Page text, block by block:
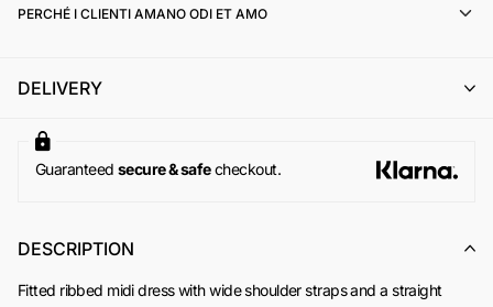
il cambio con un altro articolo di pari o superiore valore (con
importo, utilizzabile per un successivo ordine online su
Per maggiori informazioni, si invita a consultare la sezione
dedicata aiResi e Rimborsi.
PERCHÉ I CLIENTI AMANO ODI ET AMO
DELIVERY
Guaranteed secure & safecheckout.
DESCRIPTION
Fitted ribbed midi dress with wide shoulder straps and a straight